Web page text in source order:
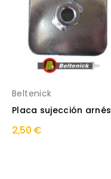
Beltenick
Placa sujección arnés
2,50 €